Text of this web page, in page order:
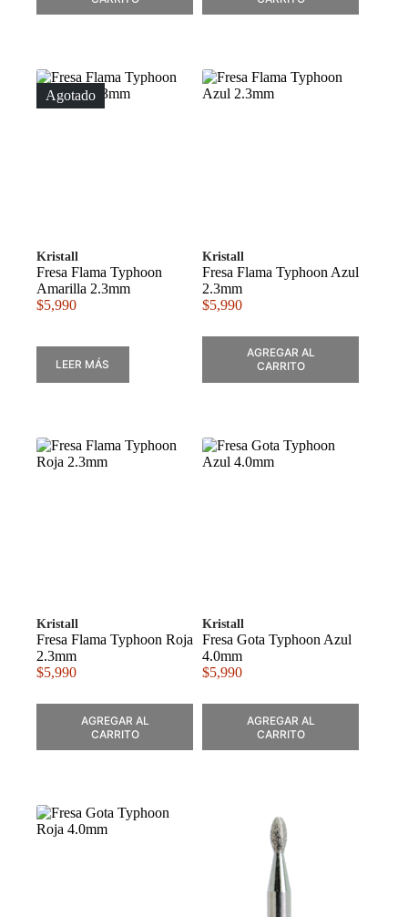
Agotado
Kristall
Fresa Flama Typhoon
Amarilla 2.3mm
$5,990
LEER MÁS
Kristall
Fresa Flama Typhoon Azul
2.3mm
$5,990
AGREGAR AL
CARRITO
Kristall
Fresa Flama Typhoon Roja
2.3mm
$5,990
AGREGAR AL
CARRITO
Kristall
Fresa Gota Typhoon Azul
4.0mm
$5,990
AGREGAR AL
CARRITO